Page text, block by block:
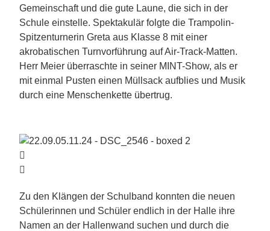
Gemeinschaft und die gute Laune, die sich in der
Schule einstelle. Spektakulär folgte die Trampolin-
Spitzenturnerin Greta aus Klasse 8 mit einer
akrobatischen Turnvorführung auf Air-Track-Matten.
Herr Meier überraschte in seiner MINT-Show, als er
mit einmal Pusten einen Müllsack aufblies und Musik
durch eine Menschenkette übertrug.
Zu den Klängen der Schulband konnten die neuen
Schülerinnen und Schüler endlich in der Halle ihre
Namen an der Hallenwand suchen und durch die